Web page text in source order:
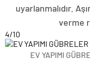
uyarlanmalıdır.
verme
4/10
EV YAPIMI